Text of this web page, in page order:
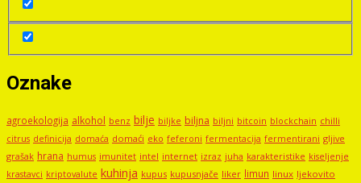
Oznake
agroekologija alkohol benz bilje biljke biljna biljni bitcoin blockchain chilli
citrus definicija domaća domaći eko feferoni fermentacija fermentirani gljive
grašak hrana humus imunitet intel internet izraz juha karakteristike kiseljenje
krastavci kriptovalute kuhinja kupus kupusnjače liker limun linux ljekovito